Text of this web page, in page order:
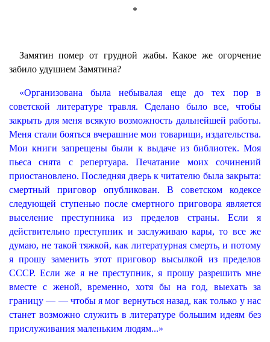
*
Замятин помер от грудной жабы. Какое же огорчение
забило удушием Замятина?
«Организована была небывалая еще до тех пор в
советской литературе травля. Сделано было все, чтобы
закрыть для меня всякую возможность дальнейшей работы.
Меня стали бояться вчерашние мои товарищи, издательства.
Мои книги запрещены были к выдаче из библиотек. Моя
пьеса снята с репертуара. Печатание моих сочинений
приостановлено. Последняя дверь к читателю была закрыта:
смертный приговор опубликован. В советском кодексе
следующей ступенью после смертного приговора является
выселение преступника из пределов страны. Если я
действительно преступник и заслуживаю кары, то все же
думаю, не такой тяжкой, как литературная смерть, и потому
я прошу заменить этот приговор высылкой из пределов
СССР. Если же я не преступник, я прошу разрешить мне
вместе с женой, временно, хотя бы на год, выехать за
границу — — чтобы я мог вернуться назад, как только у нас
станет возможно служить в литературе большим идеям без
прислуживания маленьким людям...»